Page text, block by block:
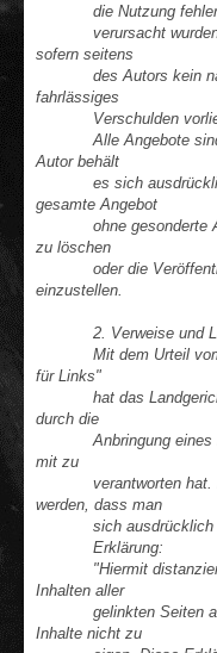
die Nutzung
verursacht wurden,
sofern seitens
des Autors kein
fahrlässiges
Verschulden
Alle Angebote sind
Autor behält
es sich ausdrücklich
gesamte Angebot
ohne gesonderte
zu löschen
oder die
einzustellen.
2. Verweise und
Mit dem Urteil vom
für Links"
hat das Landgericht
durch die
Anbringung eines
mit zu
verantworten hat.
werden, dass man
sich ausdrücklich
Erklärung:
"Hiermit distanziere
Inhalten aller
gelinkten Seiten auf
Inhalte nicht zu